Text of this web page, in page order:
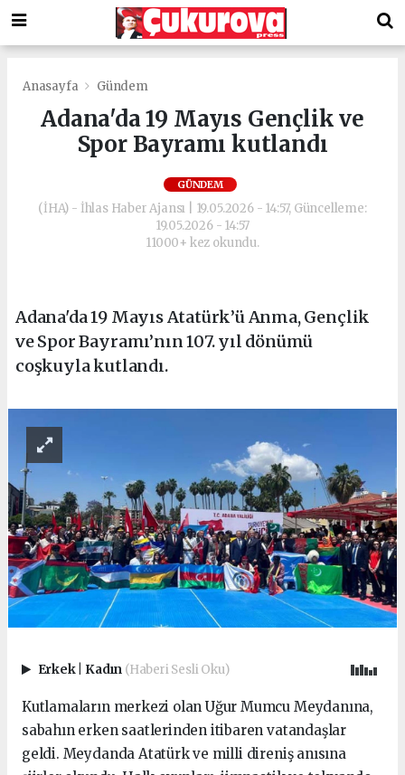
Anasayfa Gündem
Adana'da 19 Mayıs Gençlik ve
Spor Bayramı kutlandı
GÜNDEM
(İHA) - İhlas Haber Ajansı | 19.05.2026 - 14:57, Güncelleme:
19.05.2026 - 14:57
11000+ kez okundu.
Adana'da 19 Mayıs Atatürk’ü Anma, Gençlik
ve Spor Bayramı’nın 107. yıl dönümü
coşkuyla kutlandı.
Erkek Kadın (Haberi Sesli Oku)
Kutlamaların merkezi olan Uğur Mumcu Meydanına,
sabahın erken saatlerinden itibaren vatandaşlar
geldi. Meydanda Atatürk ve milli direniş anısına